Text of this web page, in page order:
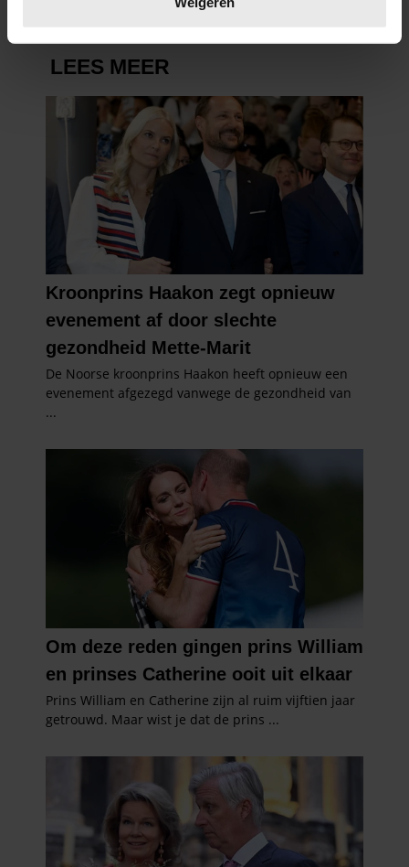
intrekken in de Cookieverklaring.
personaliseren, om functies voor social media te bieden
en om ons websiteverkeer te analyseren. Ook delen we
informatie over uw gebruik van onze site met onze
partners voor social media, adverteren en analyse. Deze
partners kunnen deze gegevens combineren met andere
informatie die u aan ze heeft verstrekt of die ze hebben
verzameld op basis van uw gebruik van hun services. U
gaat akkoord met onze cookies als u onze website blijft
gebruiken.